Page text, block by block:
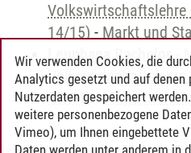
Volkswirtschaftslehre
14/15) - Markt und
Leuphana Bachelor-
Volkswirtschaftslehre
13/14)-Markt und
Wir verwenden Cookies, die
Analytics gesetzt und auf denen
Nutzerdaten gespeichert
weitere personenbezogene
Vimeo), um Ihnen eingebettete
Daten werden unter anderem in